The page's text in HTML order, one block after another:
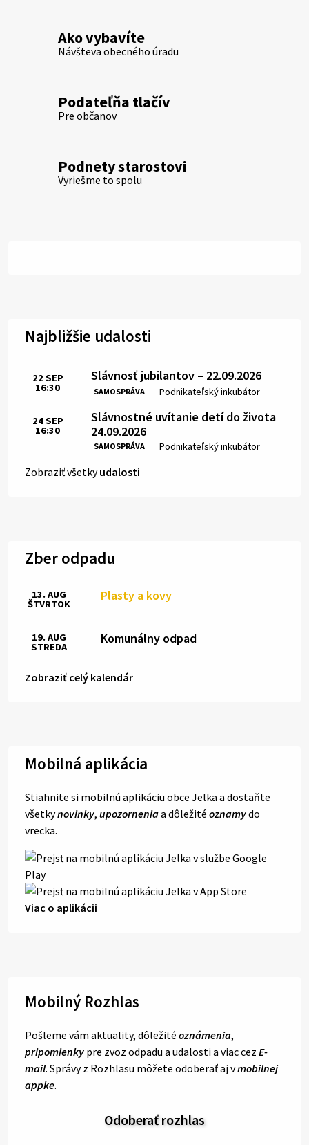
Ako vybavíte
Návšteva obecného úradu
Podateľňa tlačív
Pre občanov
Podnety starostovi
Vyriešme to spolu
Najbližšie udalosti
Slávnosť jubilantov – 22.09.2026
SAMOSPRÁVA Miesto:
Podnikateľský inkubátor
Čas:
22 SEP
16:30
Slávnostné uvítanie detí do života
24.09.2026
SAMOSPRÁVA Miesto:
Podnikateľský inkubátor
Čas:
24SEP
16:30
Zobraziť všetkyudalosti
Zber odpadu
Plasty a kovy
13. AUG
ŠTVRTOK
Komunálny odpad
19. AUG
STREDA
Zobraziť celý kalendár
Mobilná aplikácia
Stiahnite si mobilnú aplikáciu obce Jelka a dostaňte
všetkynovinky, upozorneniaa dôležité oznamydo
vrecka.
Viac o aplikácii
Mobilný Rozhlas
Pošleme vám aktuality, dôležité oznámenia,
pripomienky pre zvoz odpadu a udalosti a viac cez E-
mail. Správy z Rozhlasu môžete odoberať aj vmobilnej
appke.
Odoberať rozhlas